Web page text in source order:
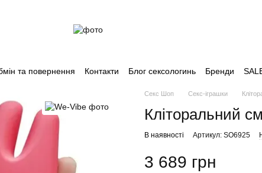
та повернення Контакти Блог сексологинь Бренди
Секс Шоп Секс-іграшки
Кліторальний
В наявності Артикул: SO6925
3 689 грн